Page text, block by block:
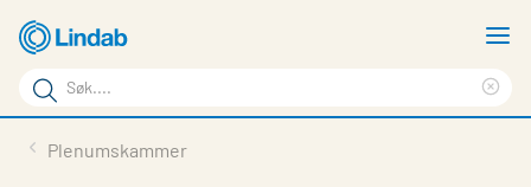
hovedinnhold
Søkeord
Søk
på
Plenumskammer